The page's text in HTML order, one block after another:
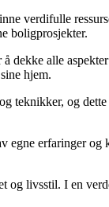
verdifulle
boligprosjekter.
alle
hjem.
teknikker, og
egne erfaringer
og livsstil. I en